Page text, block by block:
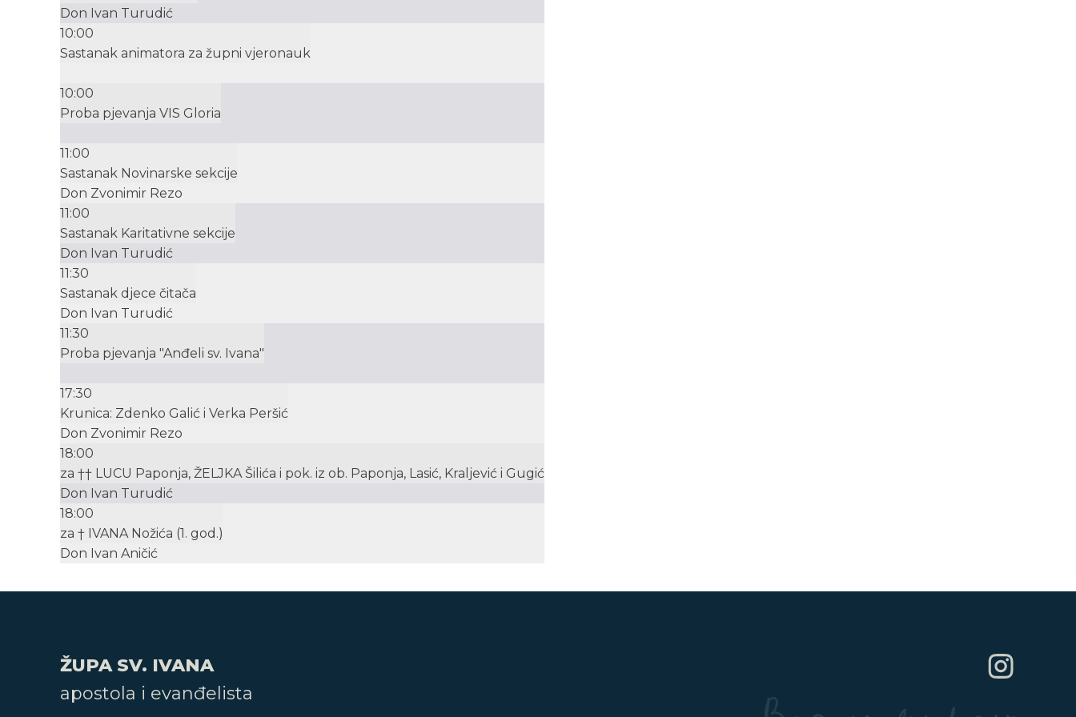
Don Ivan Turudić
10:00
Sastanak animatora za župni vjeronauk
10:00
Proba pjevanja VIS Gloria
11:00
Sastanak Novinarske sekcije
Don Zvonimir Rezo
11:00
Sastanak Karitativne sekcije
Don Ivan Turudić
11:30
Sastanak djece čitača
Don Ivan Turudić
11:30
Proba pjevanja "Anđeli sv. Ivana"
17:30
Krunica: Zdenko Galić i Verka Peršić
Don Zvonimir Rezo
18:00
za †† LUCU Paponja, ŽELJKA Šilića i pok. iz ob. Paponja, Lasić, Kraljević i Gugić
Don Ivan Turudić
18:00
za † IVANA Nožića (1. god.)
Don Ivan Aničić
ŽUPA SV. IVANA
apostola i evanđelista